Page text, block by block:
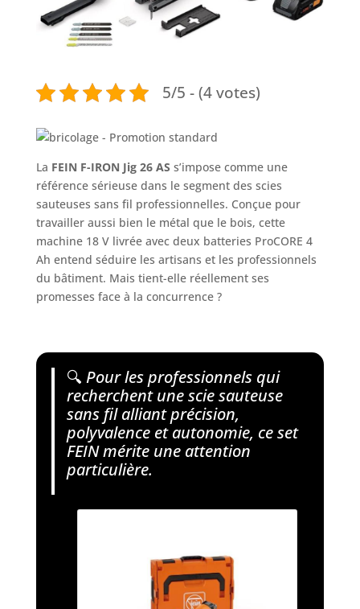
5/5 - (4 votes)
La FEIN F-IRON Jig 26 AS s’impose comme une
référence sérieuse dans le segment des scies
sauteuses sans fil professionnelles. Conçue pour
travailler aussi bien le métal que le bois, cette
machine 18 V livrée avec deux batteries ProCORE 4
Ah entend séduire les artisans et les professionnels
du bâtiment. Mais tient-elle réellement ses
promesses face à la concurrence ?
🔍 Pour les professionnels qui
recherchent une scie sauteuse
sans fil alliant précision,
polyvalence et autonomie, ce set
FEIN mérite une attention
particulière.